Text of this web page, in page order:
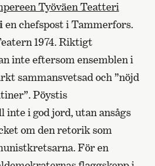
Työväen Teatteri
en chefspost i Tammerfors.
1974. Riktigt
inte eftersom ensemblen i
sammansvetsad och ”nöjd
Pöystis
inte i god jord, utan ansågs
om den retorik som
För en